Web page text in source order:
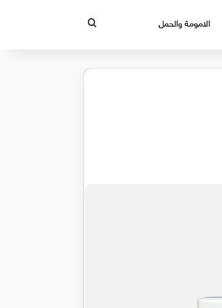
الامومة والحمل